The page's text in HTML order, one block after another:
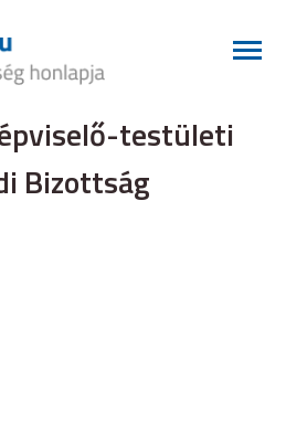
testületi
Bizottság